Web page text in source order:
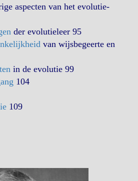
aspecten van het evolutie-
der evolutieleer 95
van wijsbegeerte en
in de evolutie 99
104
109